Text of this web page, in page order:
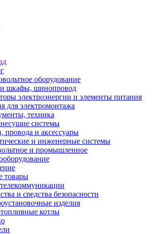
оборудование
шкафы, шинопровод
электроэнергии и элементы питания
для электромонтажа
техника
системы
провода и аксессуары
и инженерные системы
и промышленное
товары
и средства безопасности
изделия
котлы